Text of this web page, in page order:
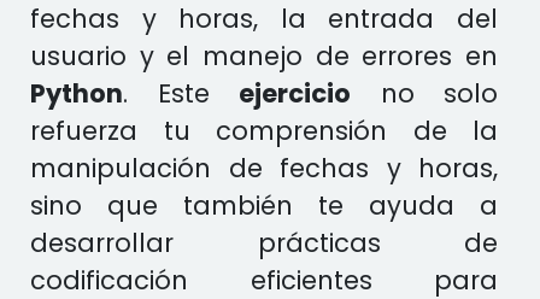
fechas y horas, la entrada del
usuario y el manejo de errores en
Python. Este ejercicio no solo
refuerza tu comprensión de la
manipulación de fechas y horas,
sino que también te ayuda a
desarrollar prácticas de
codificación eficientes para